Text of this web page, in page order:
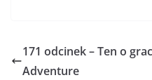
171 odcinek – Ten o
Adventure